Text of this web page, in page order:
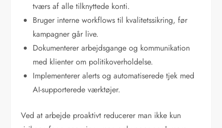
tværs af alle tilknyttede konti.
Bruger interne workflows til kvalitetssikring, før
kampagner går live.
Dokumenterer arbejdsgange og kommunikation
med klienter om politikoverholdelse.
Implementerer alerts og automatiserede tjek med
AI-supporterede værktøjer.
Ved at arbejde proaktivt reducerer man ikke kun